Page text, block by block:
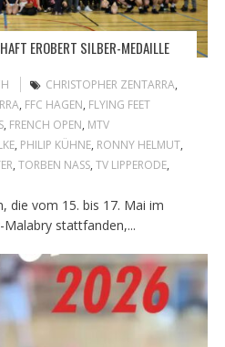
EROBERT SILBER-MEDAILLE
CHRISTOPHER ZENTARRA,
, FFC HAGEN, FLYING FEET
, FRENCH OPEN, MTV
, PHILIP KÜHNE, RONNY HELMUT,
, TORBEN NASS, TV LIPPERODE,
die vom 15. bis 17. Mai im
stattfanden,...